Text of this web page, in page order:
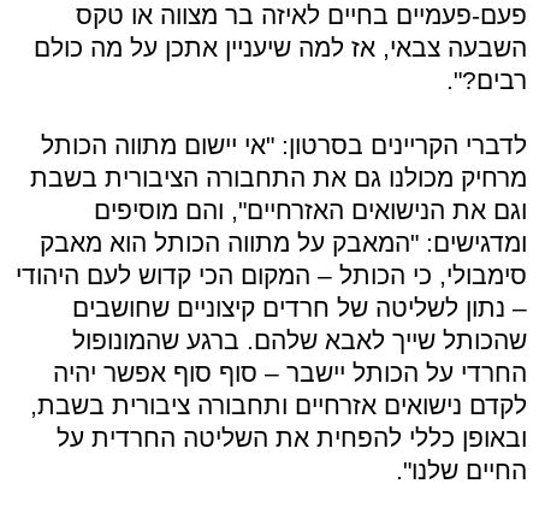
פעם-פעמיים בחיים לאיזה בר מצווה או טקס
השבעה צבאי, אז למה שיעניין אתכן על מה כולם
רבים?".
לדברי הקריינים בסרטון: "אי יישום מתווה הכותל
מרחיק מכולנו גם את התחבורה הציבורית בשבת
וגם את הנישואים האזרחיים", והם מוסיפים
ומדגישים: "המאבק על מתווה הכותל הוא מאבק
סימבולי, כי הכותל – המקום הכי קדוש לעם היהודי
– נתון לשליטה של חרדים קיצוניים שחושבים
שהכותל שייך לאבא שלהם. ברגע שהמונופול
החרדי על הכותל יישבר – סוף סוף אפשר יהיה
לקדם נישואים אזרחיים ותחבורה ציבורית בשבת,
ובאופן כללי להפחית את השליטה החרדית על
החיים שלנו".